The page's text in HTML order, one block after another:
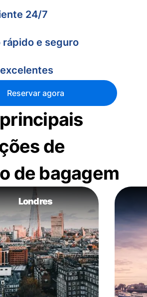
24/7
rápido e seguro
Reservar agora
de
de bagagem
Londres